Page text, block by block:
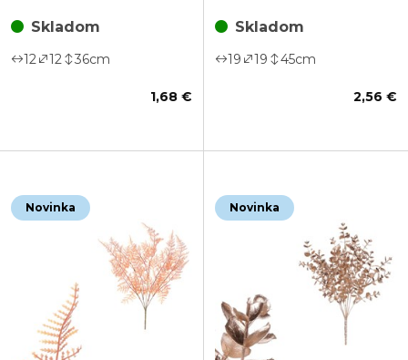
Skladom
12 12 36cm
1,68 €
Skladom
19 19 45cm
2,56 €
Novinka Novinka